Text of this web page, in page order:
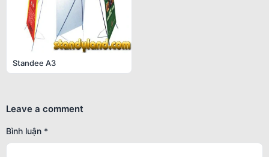
Standee A3
Leave a comment
Bình luận *